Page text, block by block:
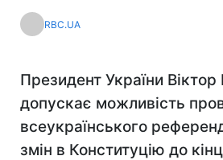
RBC.UA
Президент України
допускає можливість
всеукраїнського
змін в Конституцію до